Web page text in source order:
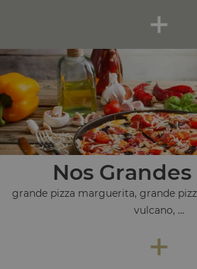
+
Nos Grandes
grande pizza marguerita, grande
vulcano, ...
+